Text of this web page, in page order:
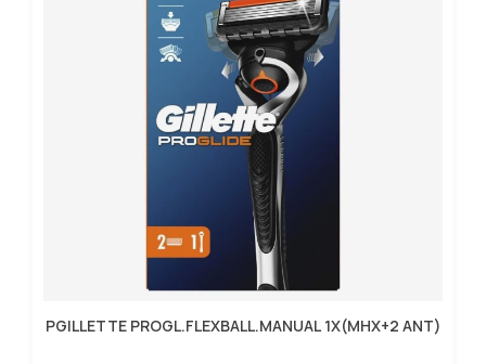
PGILLETTE PROGL.FLEXBALL.MANUAL 1Χ(MHX+2 ΑΝΤ)